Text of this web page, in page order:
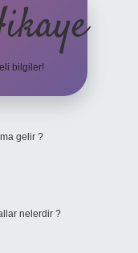
bilgiler!
gelir ?
nelerdir ?